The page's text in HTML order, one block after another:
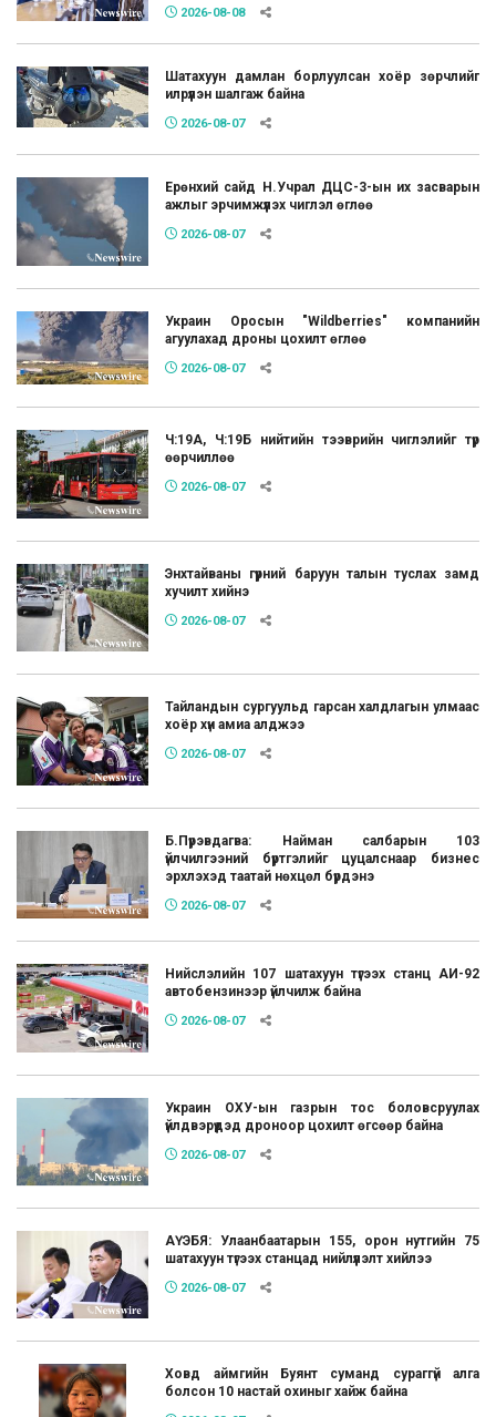
2026-08-08
Шатахуун дамлан борлуулсан хоёр зөрчлийг
илрүүлэн шалгаж байна
2026-08-07
Ерөнхий сайд Н.Учрал ДЦС-3-ын их засварын
ажлыг эрчимжүүлэх чиглэл өглөө
2026-08-07
Украин Оросын "Wildberries" компанийн
агуулахад дроны цохилт өглөө
2026-08-07
Ч:19А, Ч:19Б нийтийн тээврийн чиглэлийг түр
өөрчиллөө
2026-08-07
Энхтайваны гүүрний баруун талын туслах замд
хучилт хийнэ
2026-08-07
Тайландын сургуульд гарсан халдлагын улмаас
хоёр хүн амиа алджээ
2026-08-07
Б.Пүрэвдагва: Найман салбарын 103
үйлчилгээний бүртгэлийг цуцалснаар бизнес
эрхлэхэд таатай нөхцөл бүрдэнэ
2026-08-07
Нийслэлийн 107 шатахуун түгээх станц АИ-92
автобензинээр үйлчилж байна
2026-08-07
Украин ОХУ-ын газрын тос боловсруулах
үйлдвэрүүдэд дроноор цохилт өгсөөр байна
2026-08-07
АҮЭБЯ: Улаанбаатарын 155, орон нутгийн 75
шатахуун түгээх станцад нийлүүлэлт хийлээ
2026-08-07
Ховд аймгийн Буянт суманд сураггүй алга
болсон 10 настай охиныг хайж байна